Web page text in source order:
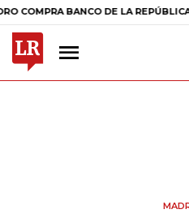
BANCO DE LA REPÚBLICA $